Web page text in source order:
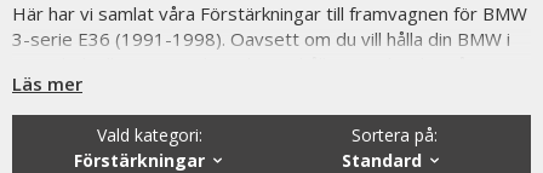
Här har vi samlat våra Förstärkningar till framvagnen för BMW
3-serie E36 (1991-1998). Oavsett om du vill hålla din BMW i
sortiment ett stort urval av framvagnsprodukter.
Läs mer
Sortera på:
Standard
Vald kategori:
Förstärkningar